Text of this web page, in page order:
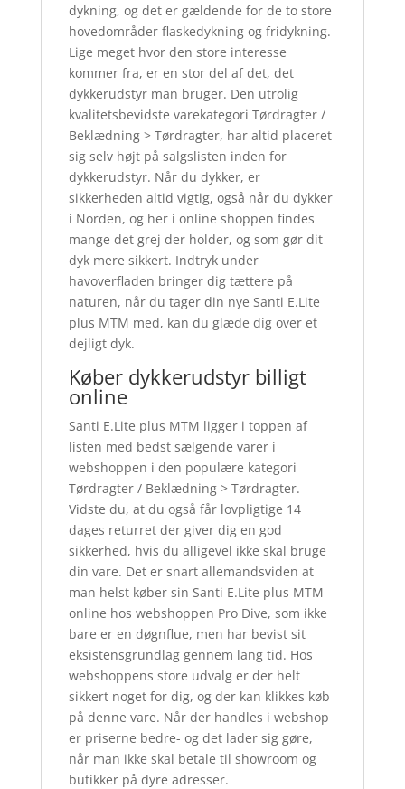
dykning, og det er gældende for de to store
hovedområder flaskedykning og fridykning.
Lige meget hvor den store interesse
kommer fra, er en stor del af det, det
dykkerudstyr man bruger. Den utrolig
kvalitetsbevidste varekategori Tørdragter /
Beklædning > Tørdragter, har altid placeret
sig selv højt på salgslisten inden for
dykkerudstyr. Når du dykker, er
sikkerheden altid vigtig, også når du dykker
i Norden, og her i online shoppen findes
mange det grej der holder, og som gør dit
dyk mere sikkert. Indtryk under
havoverfladen bringer dig tættere på
naturen, når du tager din nye Santi E.Lite
plus MTM med, kan du glæde dig over et
dejligt dyk.
Køber dykkerudstyr billigt
online
Santi E.Lite plus MTM ligger i toppen af
listen med bedst sælgende varer i
webshoppen i den populære kategori
Tørdragter / Beklædning > Tørdragter.
Vidste du, at du også får lovpligtige 14
dages returret der giver dig en god
sikkerhed, hvis du alligevel ikke skal bruge
din vare. Det er snart allemandsviden at
man helst køber sin Santi E.Lite plus MTM
online hos webshoppen Pro Dive, som ikke
bare er en døgnflue, men har bevist sit
eksistensgrundlag gennem lang tid. Hos
webshoppens store udvalg er der helt
sikkert noget for dig, og der kan klikkes køb
på denne vare. Når der handles i webshop
er priserne bedre- og det lader sig gøre,
når man ikke skal betale til showroom og
butikker på dyre adresser.